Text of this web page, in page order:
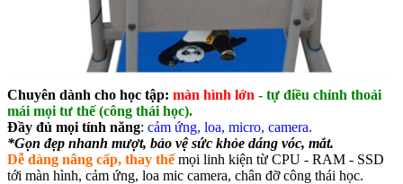
Chuyên dành cho học tập: màn hình lớn - tự điều chỉnh thoải
mái mọi tư thế (công thái học).
Đầy đủ mọi tính năng: cảm ứng, loa, micro, camera.
*Gọn đẹp nhanh mượt, bảo vệ sức khỏe dáng vóc, mắt.
Dễ dàng nâng cấp, thay thế mọi linh kiện từ CPU - RAM - SSD
tới màn hình, cảm ứng, loa mic camera, chân đỡ công thái học.